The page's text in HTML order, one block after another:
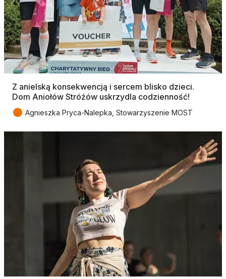
Z anielską konsekwencją i sercem blisko dzieci.
Dom Aniołów Stróżów uskrzydla codzienność!
● Agnieszka Pryca-Nalepka, Stowarzyszenie MOST